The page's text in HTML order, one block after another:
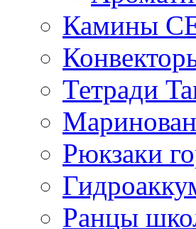
Камины
Тетради
Рюкзаки
Ранцы